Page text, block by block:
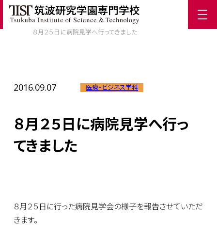
ホーム / TIST News /
８月２５日に病院見学へ行ってきました
2016.09.07 医療・ビジネス学科
８月２５日に病院見学へ行っ
てきました
８月２５日に行った病院見学会の様子を報告させていただ
きます。